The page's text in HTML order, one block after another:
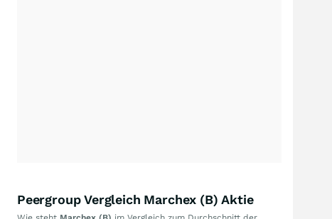
Peergroup Vergleich Marchex (B) Aktie